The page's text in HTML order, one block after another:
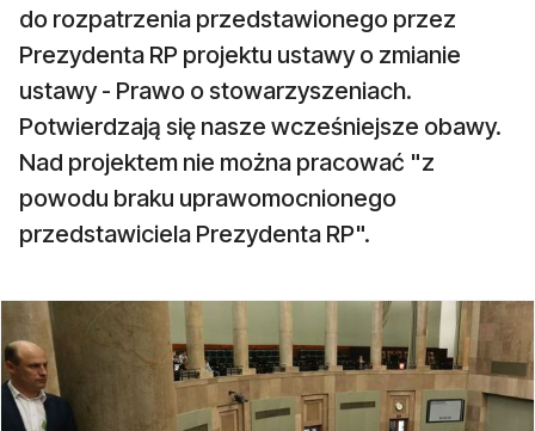
do rozpatrzenia przedstawionego przez
Prezydenta RP projektu ustawy o zmianie
ustawy - Prawo o stowarzyszeniach.
Potwierdzają się nasze wcześniejsze obawy.
Nad projektem nie można pracować "z
powodu braku uprawomocnionego
przedstawiciela Prezydenta RP".